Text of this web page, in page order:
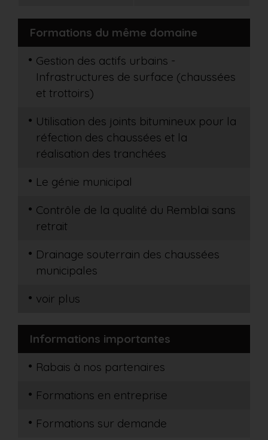
Formations du même domaine
Gestion des actifs urbains -
Infrastructures de surface (chaussées
et trottoirs)
Utilisation des joints bitumineux pour la
réfection des chaussées et la
réalisation des tranchées
Le génie municipal
Contrôle de la qualité du Remblai sans
retrait
Drainage souterrain des chaussées
municipales
voir plus
Informations importantes
Rabais à nos partenaires
Formations en entreprise
Formations sur demande